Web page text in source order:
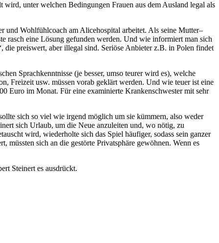
wird, unter welchen Bedingungen Frauen aus dem Ausland legal als
und Wohlfühlcoach am Alicehospital arbeitet. Als seine Mutter–
rasch eine Lösung gefunden werden. Und wie informiert man sich
preiswert, aber illegal sind. Seriöse Anbieter z.B. in Polen findet
Sprachkenntnisse (je besser, umso teurer wird es), welche
Freizeit usw. müssen vorab geklärt werden. Und wie teuer ist eine
Euro im Monat. Für eine examinierte Krankenschwester mit sehr
sich so viel wie irgend möglich um sie kümmern, also weder
sich Urlaub, um die Neue anzuleiten und, wo nötig, zu
wird, wiederholte sich das Spiel häufiger, sodass sein ganzer
müssten sich an die gestörte Privatsphäre gewöhnen. Wenn es
Steinert es ausdrückt.